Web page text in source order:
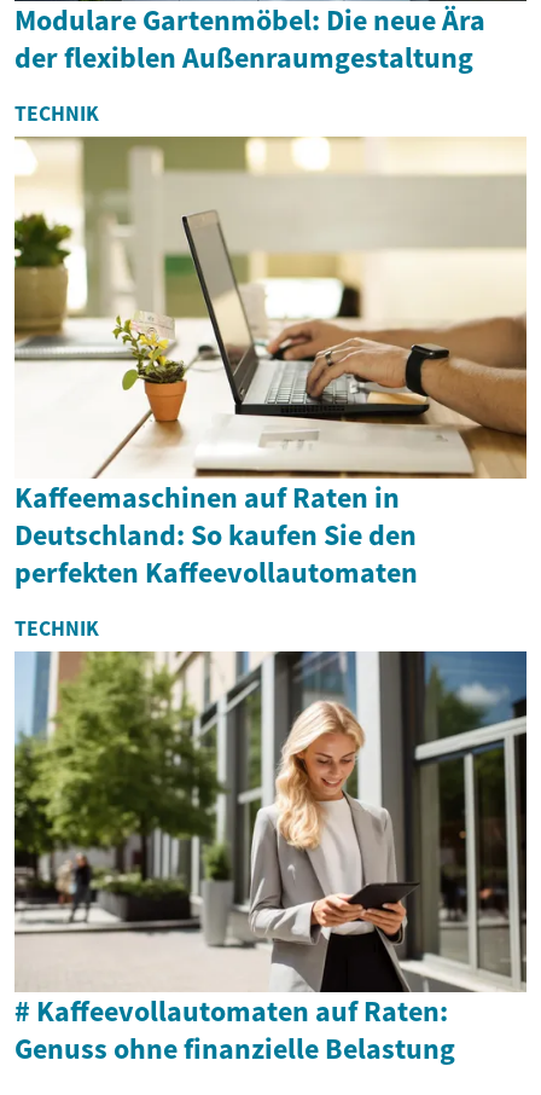
Modulare Gartenmöbel: Die neue Ära
der flexiblen Außenraumgestaltung
TECHNIK
Kaffeemaschinen auf Raten in
Deutschland: So kaufen Sie den
perfekten Kaffeevollautomaten
TECHNIK
# Kaffeevollautomaten auf Raten:
Genuss ohne finanzielle Belastung